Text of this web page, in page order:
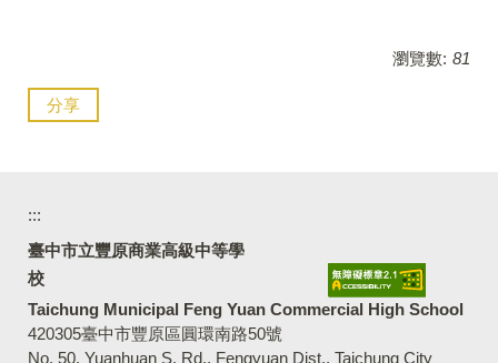
瀏覽數: 81
分享
:::
臺中市立豐原商業高級中等學
校
Taichung Municipal Feng Yuan Commercial High School
420305臺中市豐原區圓環南路50號
No. 50, Yuanhuan S. Rd., Fengyuan Dist., Taichung City